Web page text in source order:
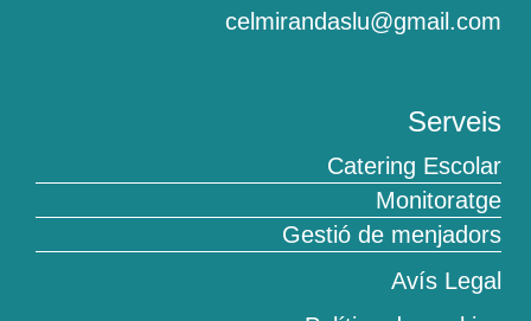
celmirandaslu@gmail.com
Serveis
Catering Escolar
Monitoratge
Gestió de menjadors
Avís Legal